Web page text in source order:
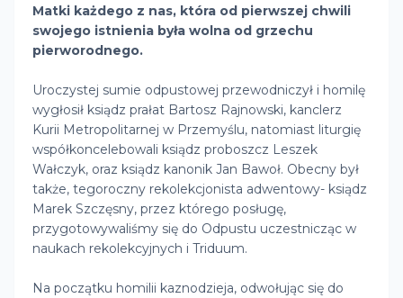
Matki każdego z nas, która od pierwszej chwili
swojego istnienia była wolna od grzechu
pierworodnego.
Uroczystej sumie odpustowej przewodniczył i homilę
wygłosił ksiądz prałat Bartosz Rajnowski, kanclerz
Kurii Metropolitarnej w Przemyślu, natomiast liturgię
współkoncelebowali ksiądz proboszcz Leszek
Wałczyk, oraz ksiądz kanonik Jan Bawoł. Obecny był
także, tegoroczny rekolekcjonista adwentowy- ksiądz
Marek Szczęsny, przez którego posługę,
przygotowywaliśmy się do Odpustu uczestnicząc w
naukach rekolekcyjnych i Triduum.
Na początku homilii kaznodzieja, odwołując się do